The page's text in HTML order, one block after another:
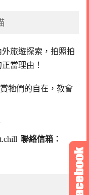
旅遊探索，拍照拍
當理由！
牠們的自在，教會
聯絡信箱：